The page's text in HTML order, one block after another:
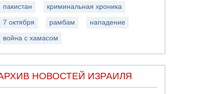
пакистан криминальная хроника
7 октября рамбам нападение
война с хамасом
НОВОСТЕЙ ИЗРАИЛЯ